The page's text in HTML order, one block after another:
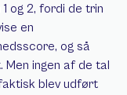
og 2, fordi de trin
en
og så
ingen af de tal
blev udført